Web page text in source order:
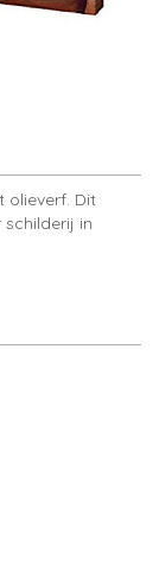
olieverf. Dit
in